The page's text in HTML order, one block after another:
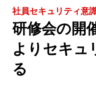
メッセージ
会社概要
会社沿革
社員セキュリティ意
研修会の開
よりセキュ
る